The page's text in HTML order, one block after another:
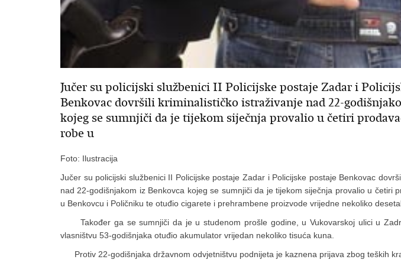
Jučer su policijski službenici II Policijske postaje Zadar i
Benkovac dovršili kriminalističko istraživanje nad 22-
kojeg se sumnjiči da je tijekom siječnja provalio u četiri
robe u
Foto: Ilustracija
Jučer su policijski službenici II Policijske postaje Zadar i Policijske postaje Benkovac
nad 22-godišnjakom iz Benkovca kojeg se sumnjiči da je tijekom siječnja provalio u četiri
u Benkovcu i Poličniku te otuđio cigarete i prehrambene proizvode vrijedne nekoliko
Također ga se sumnjiči da je u studenom prošle godine, u Vukovarskoj ulici u
vlasništvu 53-godišnjaka otuđio akumulator vrijedan nekoliko tisuća kuna.
Protiv 22-godišnjaka državnom odvjetništvu podnijeta je kaznena prijava zbog teških